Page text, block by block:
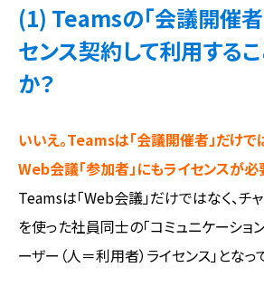
(1) Teamsの「会議開催者
センス契約して利用する
か？
いいえ。Teamsは「会議開催者」だけで
Web会議「参加者」にもライセンスが必
Teamsは「Web会議」だけではなく、チ
を使った社員同士の「コミュニケーショ
ーザー（人＝利用者）ライセンス」となっ